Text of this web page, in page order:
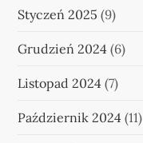
Styczeń 2025 (9)
Grudzień 2024 (6)
Listopad 2024 (7)
Październik 2024 (11)